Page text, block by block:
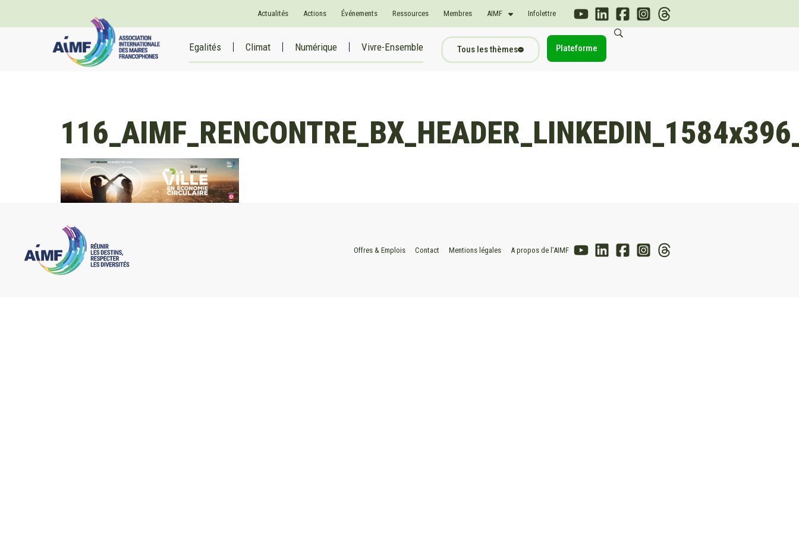
Actualités Actions Événements Ressources Membres AIMF Infolettre
Egalités Climat Numérique Vivre-Ensemble Tous les thèmes Plateforme
Offres & Emplois Contact Mentions légales A propos de l’AIMF